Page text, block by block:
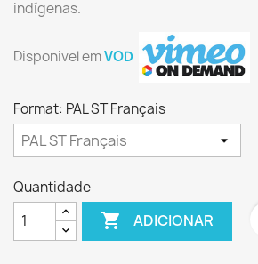
indígenas.
Disponivel emVOD
Format: PAL ST Français
Quantidade
 ADICIONAR